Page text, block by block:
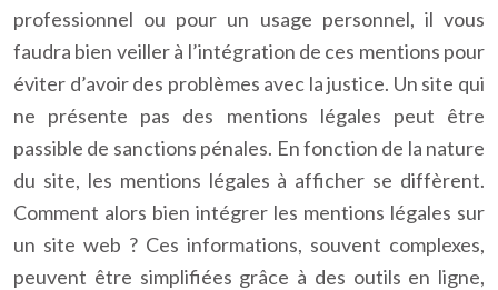
professionnel ou pour un usage personnel, il vous
faudra bien veiller à l’intégration de ces mentions pour
éviter d’avoir des problèmes avec la justice. Un site qui
ne présente pas des mentions légales peut être
passible de sanctions pénales. En fonction de la nature
du site, les mentions légales à afficher se diffèrent.
Comment alors bien intégrer les mentions légales sur
un site web ? Ces informations, souvent complexes,
peuvent être simplifiées grâce à des outils en ligne,